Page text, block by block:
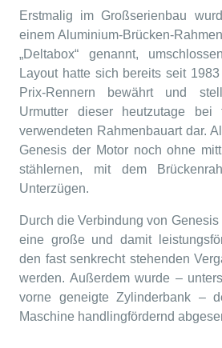
Erstmalig im Großserienbau
einem Aluminium-Brücken-
„Deltabox“ genannt,
Layout hatte sich bereits seit
Prix-Rennern bewährt und
Urmutter dieser heutzutage bei
verwendeten Rahmenbauart dar.
Genesis der Motor noch ohne
stählernen, mit dem
Unterzügen.
Durch die Verbindung von
eine große und damit
den fast senkrecht stehenden
werden. Außerdem wurde –
vorne geneigte Zylinderbank –
Maschine handlingfördernd